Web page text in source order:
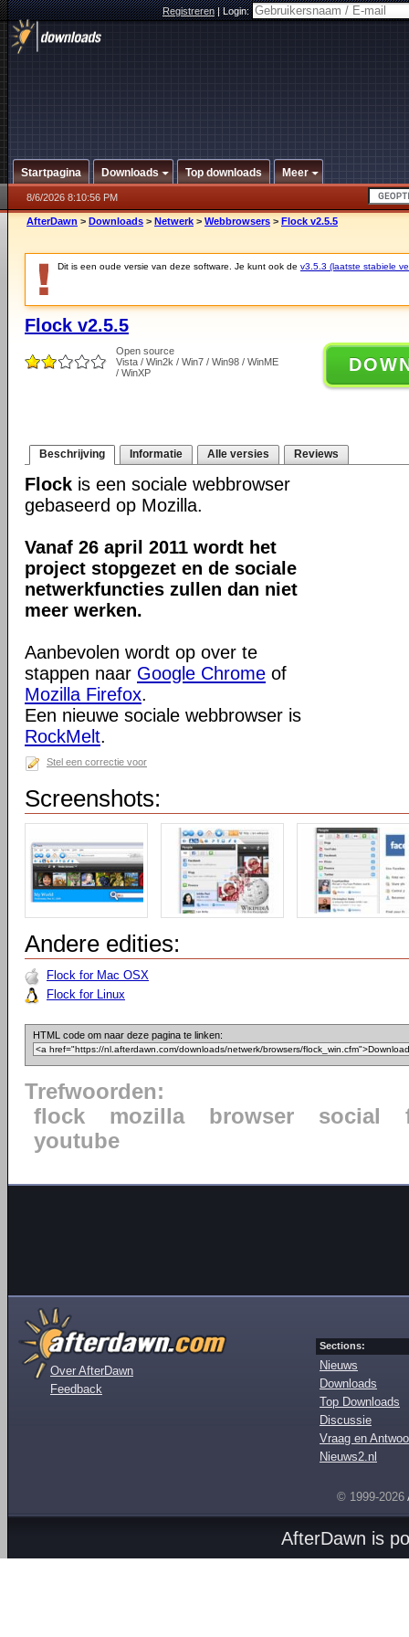
Registreren|Login:
Startpagina Downloads Top downloads Meer
8/6/2026 8:10:56 PM
AfterDawn > Downloads > Netwerk > Webbrowsers > Flock v2.5.5
Dit is een oude versie van deze software. Je kunt ook de v3.5.3 (laatste stabiele
Flock v2.5.5
Open source
Vista / Win2k / Win7 / Win98 / WinME
/ WinXP
Beschrijving Informatie Alle versies Reviews
Flock is een sociale webbrowser
gebaseerd op Mozilla.
Vanaf 26 april 2011 wordt het
project stopgezet en de sociale
netwerkfuncties zullen dan niet
meer werken.
Aanbevolen wordt op over te
stappen naar Google Chrome of
Mozilla Firefox.
Een nieuwe sociale webbrowser is
RockMelt.
Stel een correctie voor
Screenshots:
Andere edities:
Flock for Mac OSX
Flock for Linux
HTML code om naar deze pagina te linken:
Trefwoorden:
flock
mozilla browser social
youtube
Over AfterDawn
Feedback
Sections:
Nieuws
Downloads
Top Downloads
Discussie
Vraag en
Nieuws2.nl
© 1999-2026
AfterDawn is